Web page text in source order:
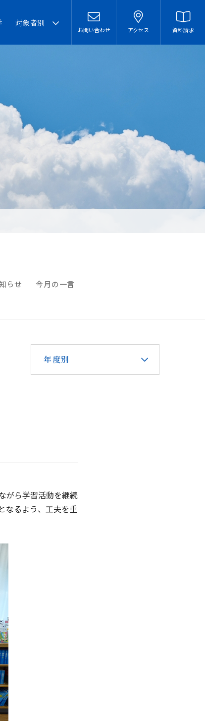
対象者別
・保護者の皆様へ
の勤務を希望される
お問い合わせ アクセス 資料請求
らせ 今月の一言
年度別
がら学習活動を継続
なるよう、工夫を重